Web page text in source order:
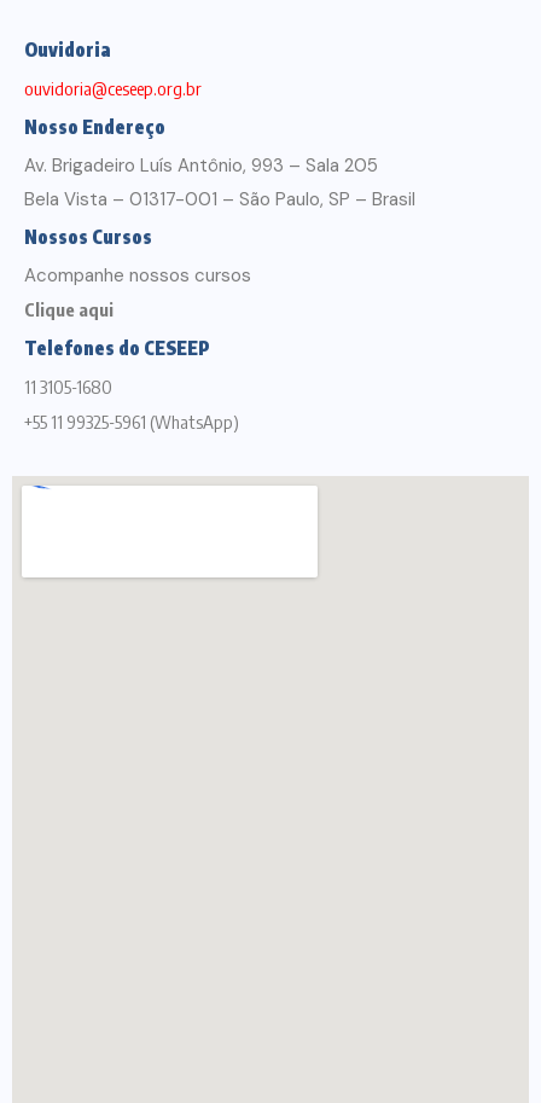
Ouvidoria
ouvidoria@ceseep.org.br
Nosso Endereço
Av. Brigadeiro Luís Antônio, 993 – Sala 205
Bela Vista – 01317-001 – São Paulo, SP – Brasil
Nossos Cursos
Acompanhe nossos cursos
Clique aqui
Telefones do CESEEP
11 3105-1680
+55 11 99325-5961 (WhatsApp)